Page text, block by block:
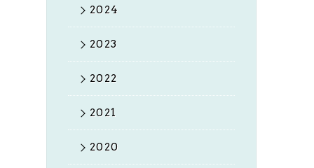
2024
2023
2022
2021
2020